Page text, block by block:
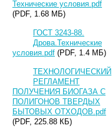
Технические условия.pdf
(PDF, 1.68 МБ)
ГОСТ 3243-88.
Дрова.Технические
условия.pdf (PDF, 1.4 МБ)
ТЕХНОЛОГИЧЕСКИЙ
РЕГЛАМЕНТ
ПОЛУЧЕНИЯ БИОГАЗА С
ПОЛИГОНОВ ТВЕРДЫХ
БЫТОВЫХ ОТХОДОВ.pdf
(PDF, 225.88 КБ)